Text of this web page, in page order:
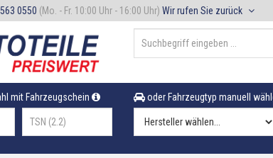
0550 (Mo. - Fr. 10:00 Uhr - 16:00 Uhr) Wir rufen Sie zurück
mit Fahrzeugschein oder Fahrzeugtyp manuell